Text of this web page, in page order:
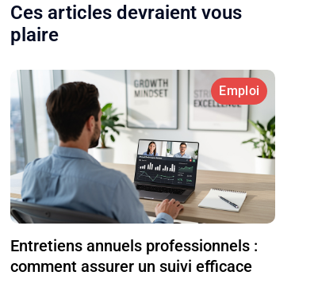
Ces articles devraient vous
plaire
Emploi
Entretiens annuels professionnels :
comment assurer un suivi efficace